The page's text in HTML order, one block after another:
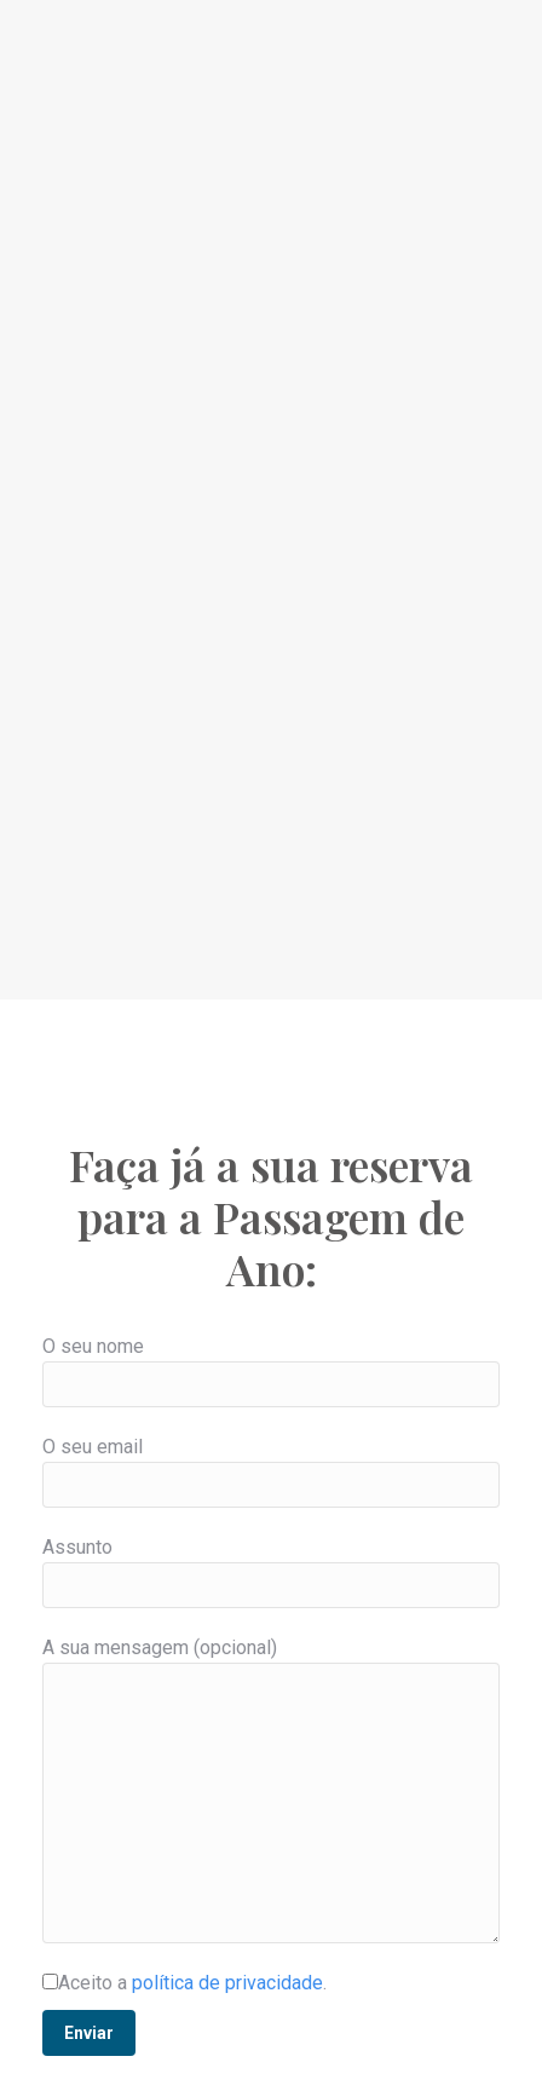
Faça já a sua reserva
para a Passagem de
Ano:
O seu nome
O seu email
Assunto
A sua mensagem (opcional)
Aceito a política de privacidade.